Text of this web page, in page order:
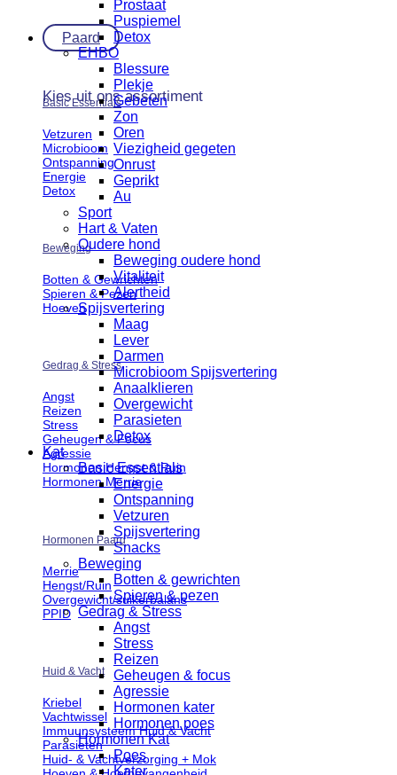
Paard
Kies uit ons assortiment
Basic Essentials
Vetzuren
Microbioom
Ontspanning
Energie
Detox
Beweging
Botten & Gewrichten
Spieren & Pezen
Hoeven
Gedrag & Stress
Angst
Reizen
Stress
Geheugen & Focus
Agressie
Hormonen Hengst & Ruin
Hormonen Merrie
Hormonen Paard
Merrie
Hengst/Ruin
Overgewicht/suikerbalans
PPID
Huid & Vacht
Kriebel
Vachtwissel
Immuunsysteem Huid & Vacht
Parasieten
Huid- & Vachtverzorging + Mok
Prostaat
Puspiemel
Detox
EHBO
Blessure
Plekje
Gebeten
Zon
Oren
Viezigheid gegeten
Onrust
Geprikt
Au
Sport
Hart & Vaten
Oudere hond
Beweging oudere hond
Vitaliteit
Alertheid
Spijsvertering
Maag
Lever
Darmen
Microbioom Spijsvertering
Anaalklieren
Overgewicht
Parasieten
Detox
Kat
Basic Essentials
Energie
Ontspanning
Vetzuren
Spijsvertering
Snacks
Beweging
Botten & gewrichten
Spieren & pezen
Gedrag & Stress
Angst
Stress
Reizen
Geheugen & focus
Agressie
Hormonen kater
Hormonen poes
Hormonen Kat
Poes
Kater